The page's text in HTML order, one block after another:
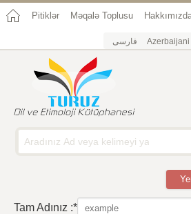
Pitiklər Məqalə Toplusu
فارسی Azerbaijani
Tam Adınız :*